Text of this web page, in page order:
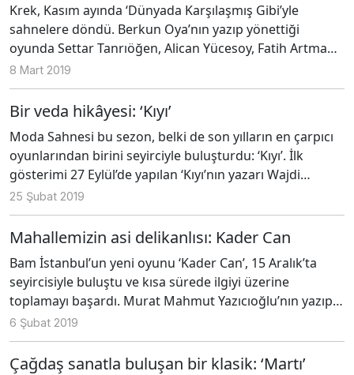
Krek, Kasım ayında ‘Dünyada Karşılaşmış Gibi’yle
sahnelere döndü. Berkun Oya’nın yazıp yönettiği
oyunda Settar Tanrıöğen, Alican Yücesoy, Fatih Artman,
Defne Kayalar, Okan Yalabık, Öner Erkan ve Serkan
Keskin’i izliyoruz. Binnur Kaya ve Öykü Karayel de
sesleriyle oyuna dahil oluyorlar. Oyunun ışık tasarımı
Cem Yılmazer’e, dekor Muhtar Pattabanoğlu’na, ses ve
efekt tasarımı ise Hakan Atmaca’ya ait
8 Mart 2019
Bir veda hikâyesi: ‘Kıyı’
Moda Sahnesi bu sezon, belki de son yılların en çarpıcı
oyunlarından birini seyirciyle buluşturdu: ‘Kıyı’. İlk
gösterimi 27 Eylül’de yapılan ‘Kıyı’nın yazarı Wajdi
Mouawad 1968 yılında Lübnan’da doğmuş; iç savaş
nedeniyle ailesiyle birlikte doğduğu toprakları terk
ettiğinde henüz sekiz yaşındaymış. Aile önce Paris,
25 Şubat 2019
Mahallemizin asi delikanlısı: Kader Can
Bam İstanbul’un yeni oyunu ‘Kader Can’, 15 Aralık’ta
seyircisiyle buluştu ve kısa sürede ilgiyi üzerine
toplamayı başardı. Murat Mahmut Yazıcıoğlu’nın yazıp
yönettiği tek kişilik ve tek perdelik oyunda Kader Can
karakterini ve onun hayatına değen birçok farklı kişiyi
Deniz Karaoğlu oynuyor.
6 Şubat 2019
Çağdaş sanatla buluşan bir klasik: ‘Martı’